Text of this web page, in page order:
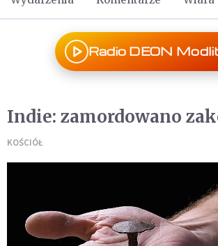
Radio DEON
Indie: zamordowano
KOŚCIÓŁ